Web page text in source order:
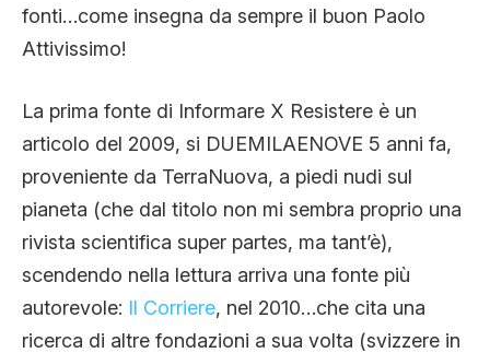
fonti…come insegna da sempre il buon Paolo
Attivissimo!
La prima fonte di Informare X Resistere è un
articolo del 2009, si DUEMILAENOVE 5 anni fa,
proveniente da TerraNuova, a piedi nudi sul
pianeta (che dal titolo non mi sembra proprio una
rivista scientifica super partes, ma tant’è),
scendendo nella lettura arriva una fonte più
autorevole: Il Corriere, nel 2010…che cita una
ricerca di altre fondazioni a sua volta (svizzere in